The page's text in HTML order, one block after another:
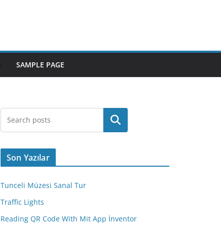
SAMPLE PAGE
Ara
Son Yazılar
Tunceli Müzesi Sanal Tur
Traffic Lights
Reading QR Code With Mit App İnventor